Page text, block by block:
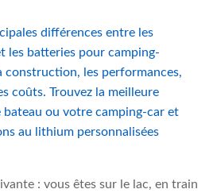
différences entre les
les batteries pour camping-
construction, les performances,
coûts. Trouvez la meilleure
ou votre camping-car et
au lithium personnalisées
: vous êtes sur le lac, en train